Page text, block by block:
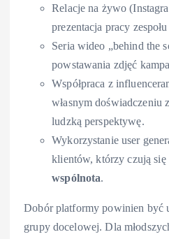
Relacje na żywo
prezentacja pracy
Seria wideo „behind the
powstawania zdjęć
Współpraca z
własnym doświadczeniu
ludzką perspektywę.
Wykorzystanie user
klientów, którzy czują się
wspólnota.
Dobór platformy powinien być
grupy docelowej. Dla